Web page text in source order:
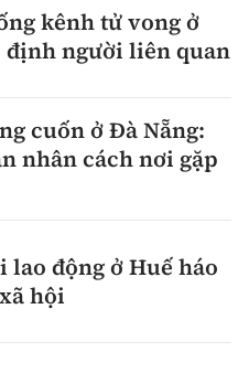
kênh tử vong ở
định người liên quan
cuốn ở Đà Nẵng:
nhân cách nơi gặp
động ở Huế háo
hội